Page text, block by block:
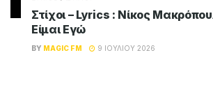
Στίχοι – Lyrics : Νίκος
Πάντα Θα Σου Λείπω
BY MAGIC FM 9 ΙΟΥΛΊΟΥ 2026